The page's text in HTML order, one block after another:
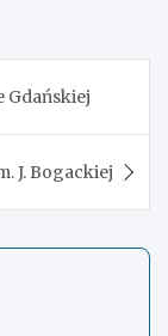
Gdańskiej
J. Bogackiej